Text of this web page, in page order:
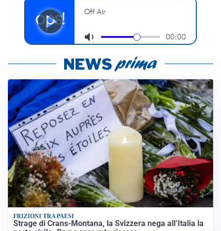
FRIZIONI TRA PAESI
Strage di Crans-Montana, la Svizzera nega all’Italia la